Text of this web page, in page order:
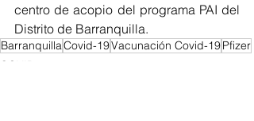
centro de acopio del programa PAI del
Distrito de Barranquilla.
BarranquillaCovid-19Vacunación Covid-19Pfizer
COVID-19